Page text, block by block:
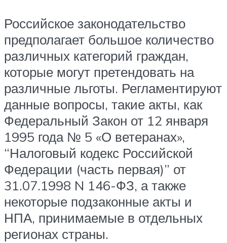
Российское законодательство
предполагает большое количество
различных категорий граждан,
которые могут претендовать на
различные льготы. Регламентируют
данные вопросы, такие акты, как
Федеральный Закон от 12 января
1995 года № 5 «О ветеранах»,
“Налоговый кодекс Российской
Федерации (часть первая)” от
31.07.1998 N 146-ФЗ, а также
некоторые подзаконные акты и
НПА, принимаемые в отдельных
регионах страны.